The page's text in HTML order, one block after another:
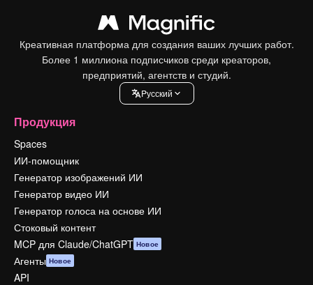
Креативная платформа для создания ваших лучших работ.
Более 1 миллиона подписчиков среди креаторов,
предприятий, агентств и студий.
Pусский
Продукция
Spaces
ИИ-помощник
Генератор изображений ИИ
Генератор видео ИИ
Генератор голоса на основе ИИ
Стоковый контент
MCP для Claude/ChatGPT Новое
Агенты Новое
API